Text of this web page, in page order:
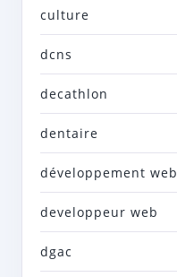
culture
dcns
decathlon
dentaire
développement web
developpeur web
dgac